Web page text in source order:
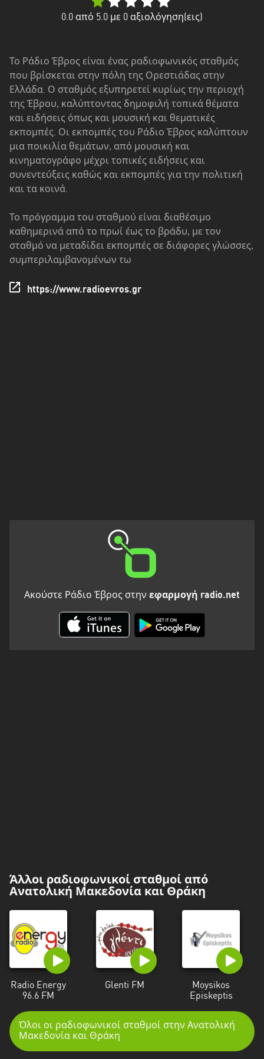
Μακεδονία
Ήπειρος
Θεσσαλία
Κεντρική
Μακεδονία
Νότιο
Αιγαίο
Πελοπόννησος
Στερεά
0.0 από 5.0 με 0 αξιολόγηση(εις)
Το Ράδιο Έβρος είναι ένας ραδιοφωνικός σταθμός
που βρίσκεται στην πόλη της Ορεστιάδας στην
Ελλάδα. Ο σταθμός εξυπηρετεί κυρίως την περιοχή
της Έβρου, καλύπτοντας δημοφιλή τοπικά θέματα
και ειδήσεις όπως και μουσική και θεματικές
εκπομπές. Οι εκπομπές του Ράδιο Έβρος καλύπτουν
μια ποικιλία θεμάτων, από μουσική και
κινηματογράφο μέχρι τοπικές ειδήσεις και
συνεντεύξεις καθώς και εκπομπές για την πολιτική
και τα κοινά.
Το πρόγραμμα του σταθμού είναι διαθέσιμο
καθημερινά από το πρωί έως το βράδυ, με τον
σταθμό να μεταδίδει εκπομπές σε διάφορες γλώσσες,
συμπεριλαμβανομένων τω
https://www.radioevros.gr
Ακούστε Ράδιο Έβρος στην εφαρμογή radio.net
Άλλοι ραδιοφωνικοί σταθμοί από
Ανατολική Μακεδονία και Θράκη
Radio Energy
96.6 FM
Glenti FM
Moysikos
Episkeptis
Όλοι οι ραδιοφωνικοί σταθμοί στην Ανατολική
Μακεδονία και Θράκη